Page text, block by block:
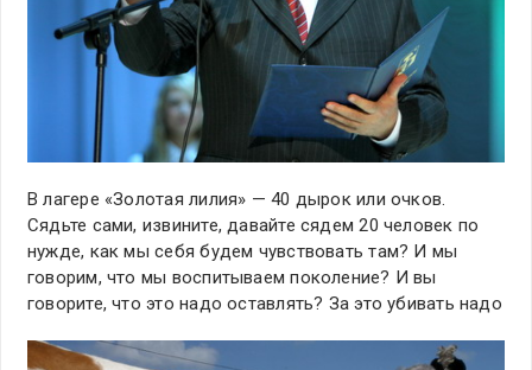
В лагере «Золотая лилия» — 40 дырок или очков.
Сядьте сами, извините, давайте сядем 20 человек по
нужде, как мы себя будем чувствовать там? И мы
говорим, что мы воспитываем поколение? И вы
говорите, что это надо оставлять? За это убивать надо